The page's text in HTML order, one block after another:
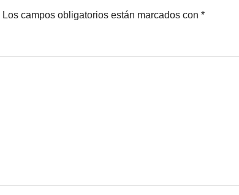
Los campos obligatorios están marcados con *